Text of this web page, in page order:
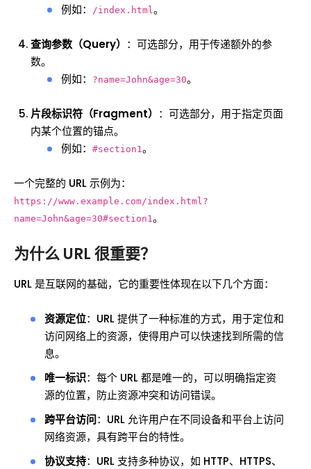
例如：
/index.html。
查询参数（Query） ：可选部分，用于传递额外的参
数。
例如：
?name=John&age=30。
片段标识符（Fragment） ：可选部分，用于指定页面
内某个位置的锚点。
例如：
#section1。
一个完整的 URL 示例为：
https://www.example.com/index.html?
name=John&age=30#section1。
为什么 URL 很重要？
URL 是互联网的基础，它的重要性体现在以下几个方面：
资源定位：URL 提供了一种标准的方式，用于定位和
访问网络上的资源，使得用户可以快速找到所需的信
息。
唯一标识：每个 URL 都是唯一的，可以明确指定资
源的位置，防止资源冲突和访问错误。
跨平台访问：URL 允许用户在不同设备和平台上访问
网络资源，具有跨平台的特性。
协议支持：URL 支持多种协议，如 HTTP、HTTPS、